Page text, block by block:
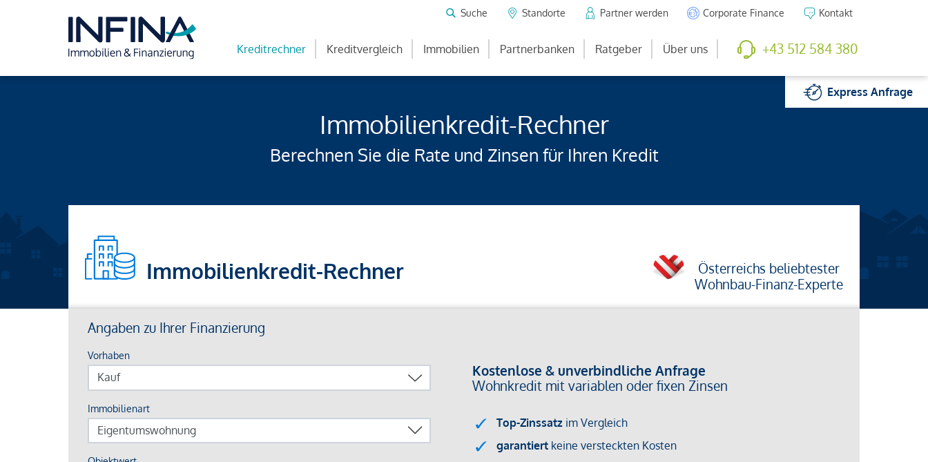
Suche Standorte Partner werden Corporate Finance Kontakt
Kreditrechner Kreditvergleich Immobilien Partnerbanken Ratgeber Über uns +43 512 584 380
ExpressAnfrage
Immobilienkredit-Rechner
Berechnen Sie die Rate und Zinsen für Ihren Kredit
Immobilienkredit-Rechner
Österreichs beliebtester
Wohnbau-Finanz-Experte